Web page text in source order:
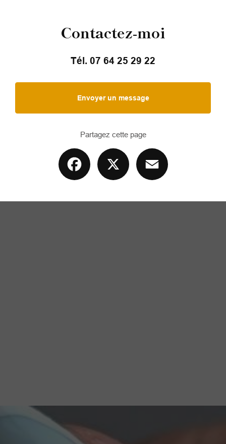
Contactez-moi
Tél. 07 64 25 29 22
Envoyer un message
Partagez cette page
Facebook